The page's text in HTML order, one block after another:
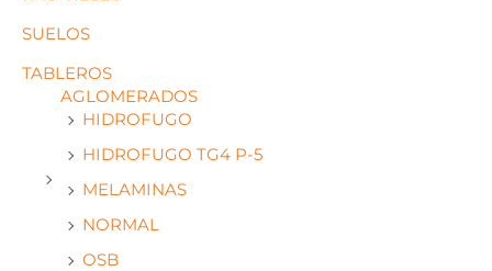
SUELOS
TABLEROS
AGLOMERADOS
HIDROFUGO
HIDROFUGO TG4 P-5
MELAMINAS
NORMAL
OSB